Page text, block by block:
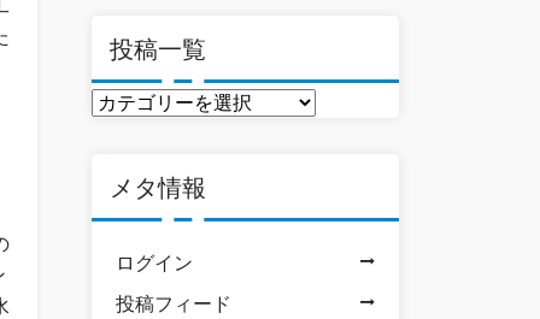
投稿一覧
投
メタ情報
ログイン
投稿フィード